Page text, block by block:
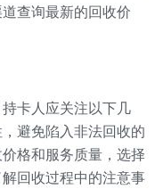
查询最新的回收价
卡人应关注以下几
避免陷入非法回收的
格和服务质量，选择
回收过程中的注意事